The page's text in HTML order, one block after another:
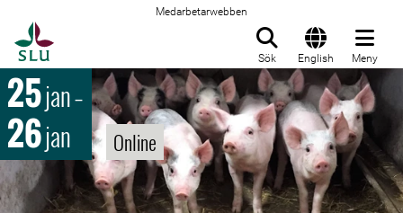
Medarbetarwebben
Sök English Meny
25jan–
26jan Online